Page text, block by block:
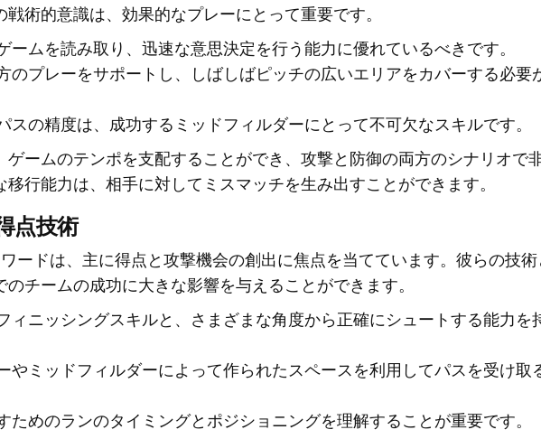
術的意識は、効果的なプレーにとって重要です。
ームを読み取り、迅速な意思決定を行う能力に優れているべきです。
のプレーをサポートし、しばしばピッチの広いエリアをカバーする必要
スの精度は、成功するミッドフィルダーにとって不可欠なスキルです。
ームのテンポを支配することができ、攻撃と防御の両方のシナリオで
行能力は、相手に対してミスマッチを生み出すことができます。
点技術
ードは、主に得点と攻撃機会の創出に焦点を当てています。彼らの技術
チームの成功に大きな影響を与えることができます。
ィニッシングスキルと、さまざまな角度から正確にシュートする能力を
やミッドフィルダーによって作られたスペースを利用してパスを受け取
ためのランのタイミングとポジショニングを理解することが重要です。